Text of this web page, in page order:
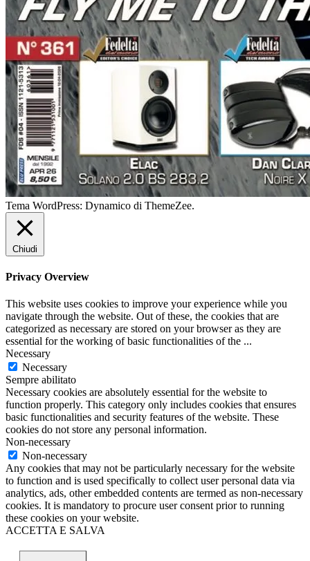
Tema WordPress: Dynamico di ThemeZee.
Chiudi
Privacy Overview
This website uses cookies to improve your experience while you
navigate through the website. Out of these, the cookies that are
categorized as necessary are stored on your browser as they are
essential for the working of basic functionalities of the ...
Necessary
Necessary
Sempre abilitato
Necessary cookies are absolutely essential for the website to
function properly. This category only includes cookies that ensures
basic functionalities and security features of the website. These
cookies do not store any personal information.
Non-necessary
Non-necessary
Any cookies that may not be particularly necessary for the website
to function and is used specifically to collect user personal data via
analytics, ads, other embedded contents are termed as non-necessary
cookies. It is mandatory to procure user consent prior to running
these cookies on your website.
ACCETTA E SALVA